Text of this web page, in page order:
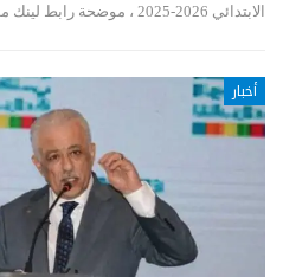
الابتدائي 2026-2025 ، موضحة رابط لينك موقع…
أخبار